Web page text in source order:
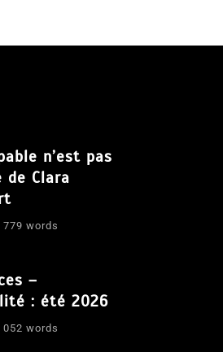
n’est pas
de Clara
779 words
–
: été 2026
052 words